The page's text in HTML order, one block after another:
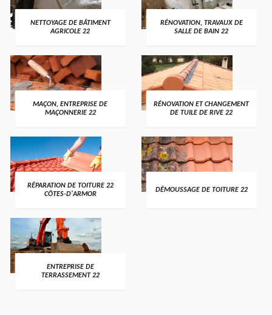
NETTOYAGE DE BÂTIMENT
AGRICOLE 22
RÉNOVATION, TRAVAUX DE
SALLE DE BAIN 22
MAÇON, ENTREPRISE DE
MAÇONNERIE 22
RÉNOVATION ET CHANGEMENT
DE TUILE DE RIVE 22
RÉPARATION DE TOITURE 22
CÔTES-D'ARMOR
DÉMOUSSAGE DE TOITURE 22
ENTREPRISE DE
TERRASSEMENT 22